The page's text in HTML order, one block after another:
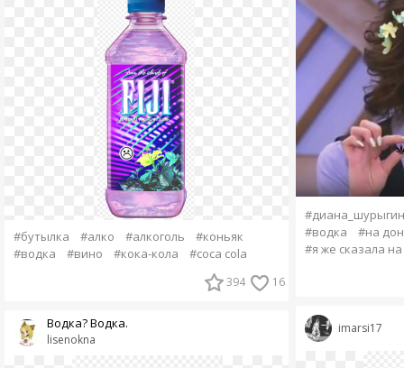
#бутылка #алко #алкоголь
#коньяк
#водка
#вино #кока-кола #coca cola
394 16
lisenokna
Водка? Водка.
#водка
#на
#я же сказала
imarsi17